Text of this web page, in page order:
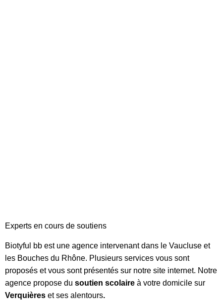
Experts en cours de soutiens
Biotyful bb est une agence intervenant dans le Vaucluse et
les Bouches du Rhône. Plusieurs services vous sont
proposés et vous sont présentés sur notre site internet. Notre
agence propose du soutien scolaire à votre domicile sur
Verquières et ses alentours.